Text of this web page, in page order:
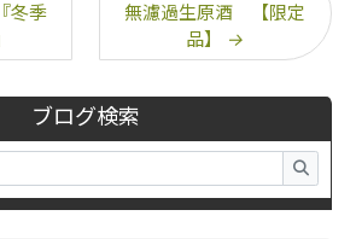
ブログ検索
冬季
無濾過生原酒 【限定
品】 →